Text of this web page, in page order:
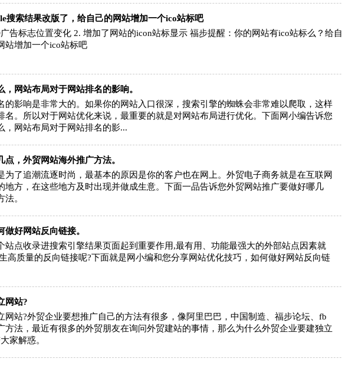
搜索结果改版了，给自己的网站增加一个ico站标吧
告标志位置变化 2. 增加了网站的icon站标显示 福步提醒：你的网站有ico站标么？给自
站增加一个ico站标吧
，网站布局对于网站排名的影响。
的影响是非常大的。如果你的网站入口很深，搜索引擎的蜘蛛会非常难以爬取，这样
名。所以对于网站优化来说，最重要的就是对网站布局进行优化。下面网小编告诉您
，网站布局对于网站排名的影...
，外贸网站海外推广方法。
为了追潮流逐时尚，最基本的原因是你的客户也在网上。外贸电子商务就是在互联网
地方，在这些地方及时出现并做成生意。下面一品告诉您外贸网站推广要做好哪几
。
做好网站反向链接。
站点收录进搜索引擎结果页面起到重要作用,最有用、功能最强大的外部站点因素就
高质量的反向链接呢?下面就是网小编和您分享网站优化技巧，如何做好网站反向链
网站?
网站?外贸企业要想推广自己的方法有很多，像阿里巴巴，中国制造、福步论坛、fb
方法，最近有很多的外贸朋友在询问外贸建站的事情，那么为什么外贸企业要建独立
家解惑。